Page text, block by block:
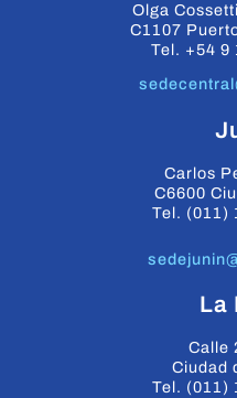
Olga
C1107
Tel. +54 9
Carlos
C6600
Tel. (011)
La
Calle
Ciudad
Tel. (011)